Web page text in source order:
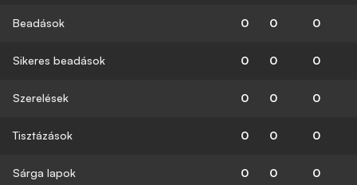
Beadások 0 0 0
Sikeres beadások 0 0 0
Szerelések 0 0 0
Tisztázások 0 0 0
Sárga lapok 0 0 0